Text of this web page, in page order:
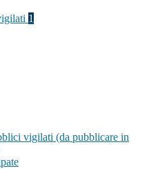
1
vigilati (da pubblicare in